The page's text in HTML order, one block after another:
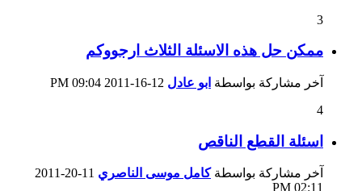
3
ممكن حل هذه الاسئلة الثلاث ارجووكم
آخر مشاركة بواسطة ابو عادل
09:04 PM
4
اسئلة القطع الناقص
آخر مشاركة بواسطةكامل موسى الناصري
02:11 PM